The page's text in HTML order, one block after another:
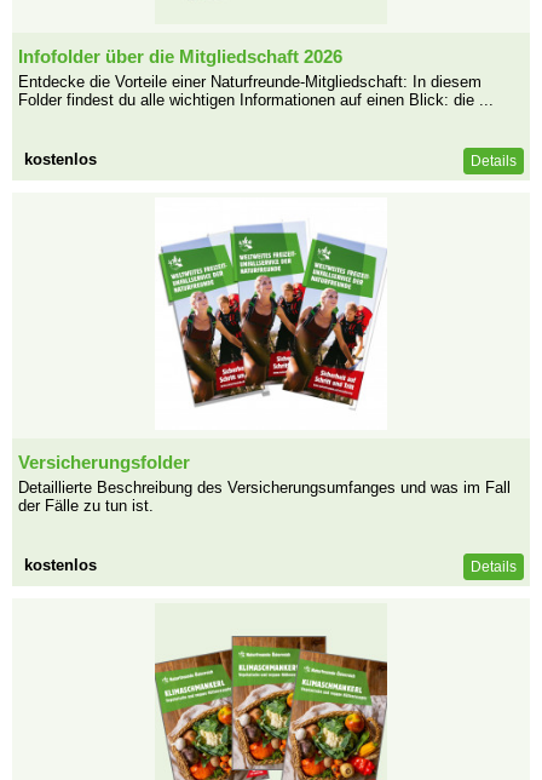
Infofolder über die Mitgliedschaft 2026
Entdecke die Vorteile einer Naturfreunde-Mitgliedschaft: In diesem
Folder findest du alle wichtigen Informationen auf einen Blick: die ...
kostenlos Details
Versicherungsfolder
Detaillierte Beschreibung des Versicherungsumfanges und was im Fall
der Fälle zu tun ist.
kostenlos Details